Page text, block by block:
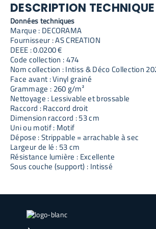
DESCRIPTION TECHNIQUE
Données techniques
Marque : DECORAMA
Fournisseur : AS CREATION
DEEE : 0.0200 €
Code collection : 474
Nom collection : Intiss & Déco Collection
Face avant : Vinyl grainé
Grammage : 260 g/m²
Nettoyage : Lessivable et brossable
Raccord : Raccord droit
Dimension raccord : 53 cm
Uni ou motif : Motif
Dépose : Strippable = arrachable à sec
Largeur de lé : 53 cm
Résistance lumière : Excellente
Sous couche (support) : Intissé